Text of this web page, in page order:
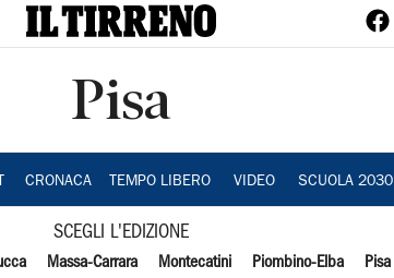
Pisa
CRONACA TEMPO LIBERO VIDEO SCUOLA 2030
SCEGLI L'EDIZIONE
Massa-Carrara Montecatini Piombino-Elba Pisa